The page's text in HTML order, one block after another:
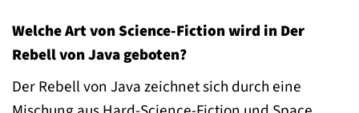
Welche Art von Science-Fiction wird in Der
Rebell von Java geboten?
Der Rebell von Java zeichnet sich durch eine